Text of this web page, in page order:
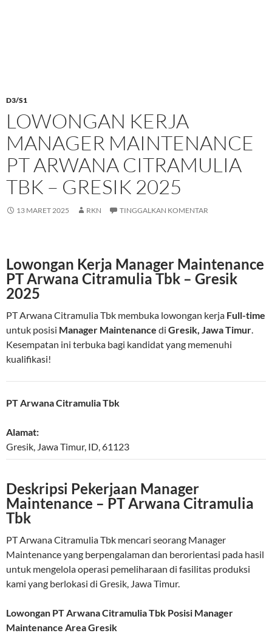
D3/S1
LOWONGAN KERJA
MANAGER MAINTENANCE
PT ARWANA CITRAMULIA
TBK – GRESIK 2025
13 MARET 2025 RKN TINGGALKAN KOMENTAR
Lowongan Kerja Manager Maintenance
PT Arwana Citramulia Tbk – Gresik
2025
PT Arwana Citramulia Tbk membuka lowongan kerja Full-time
untuk posisi Manager Maintenance di Gresik, Jawa Timur.
Kesempatan ini terbuka bagi kandidat yang memenuhi
kualifikasi!
PT Arwana Citramulia Tbk
Alamat:
Gresik, Jawa Timur, ID,61123
Deskripsi Pekerjaan Manager
Maintenance – PT Arwana Citramulia
Tbk
PT Arwana Citramulia Tbk mencari seorang Manager
Maintenance yang berpengalaman dan berorientasi pada hasil
untuk mengelola operasi pemeliharaan di fasilitas produksi
kami yang berlokasi di Gresik, Jawa Timur.
Lowongan PT Arwana Citramulia Tbk Posisi Manager
Maintenance Area Gresik